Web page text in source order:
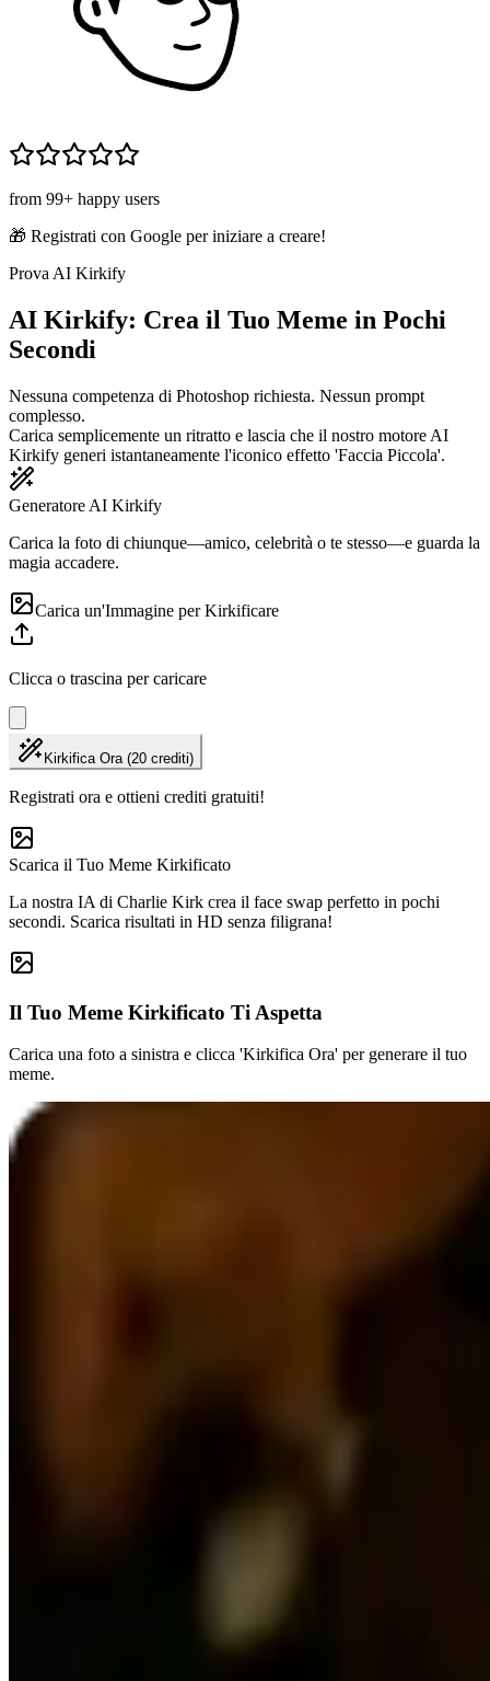
from 99+ happy users
🎁 Registrati con Google per iniziare a creare!
Prova AI Kirkify
AI Kirkify: Crea il Tuo Meme in Pochi
Secondi
Nessuna competenza di Photoshop richiesta. Nessun prompt
complesso.
Carica semplicemente un ritratto e lascia che il nostro motore AI
Kirkify generi istantaneamente l'iconico effetto 'Faccia Piccola'.
Generatore AI Kirkify
Carica la foto di chiunque—amico, celebrità o te stesso—e guarda la
magia accadere.
Carica un'Immagine per Kirkificare
Clicca o trascina per caricare
Kirkifica Ora (20 crediti)
Registrati ora e ottieni crediti gratuiti!
Scarica il Tuo Meme Kirkificato
La nostra IA di Charlie Kirk crea il face swap perfetto in pochi
secondi. Scarica risultati in HD senza filigrana!
Il Tuo Meme Kirkificato Ti Aspetta
Carica una foto a sinistra e clicca 'Kirkifica Ora' per generare il tuo
meme.